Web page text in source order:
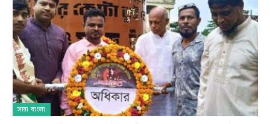
সারা বাংলা